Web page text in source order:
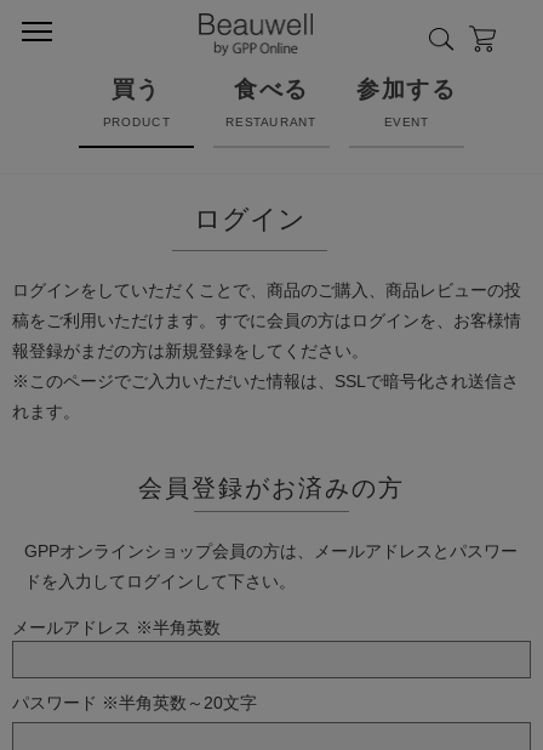
買う
PRODUCT
食べる
RESTAURANT
参加する
EVENT
ログイン
ログインをしていただくことで、商品のご購入、商品レビューの投
稿をご利用いただけます。すでに会員の方はログインを、お客様情
報登録がまだの方は新規登録をしてください。
※このページでご入力いただいた情報は、SSLで暗号化され送信さ
れます。
会員登録がお済みの方
GPPオンラインショップ会員の方は、メールアドレスとパスワー
ドを入力してログインして下さい。
メールアドレス ※半角英数
パスワード ※半角英数～20文字